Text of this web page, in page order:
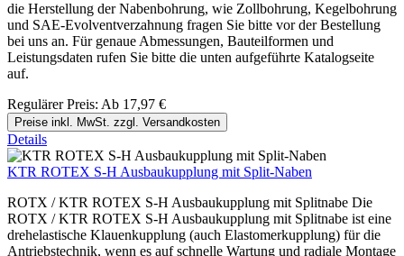
die Herstellung der Nabenbohrung, wie Zollbohrung, Kegelbohrung
und SAE-Evolventverzahnung fragen Sie bitte vor der Bestellung
bei uns an. Für genaue Abmessungen, Bauteilformen und
Leistungsdaten rufen Sie bitte die unten aufgeführte Katalogseite
auf.
Regulärer Preis: Ab 17,97 €
Preise inkl. MwSt. zzgl. Versandkosten
Details
KTR ROTEX S-H Ausbaukupplung mit Split-Naben
ROTX / KTR ROTEX S-H Ausbaukupplung mit Splitnabe Die
ROTX / KTR ROTEX S-H Ausbaukupplung mit Splitnabe ist eine
drehelastische Klauenkupplung (auch Elastomerkupplung) für die
Antriebstechnik, wenn es auf schnelle Wartung und radiale Montage